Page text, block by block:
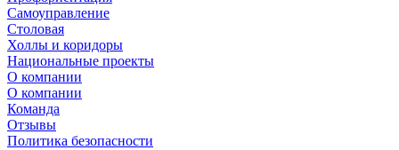
Самоуправление
Столовая
Холлы и коридоры
Национальные проекты
О компании
О компании
Команда
Отзывы
Политика безопасности